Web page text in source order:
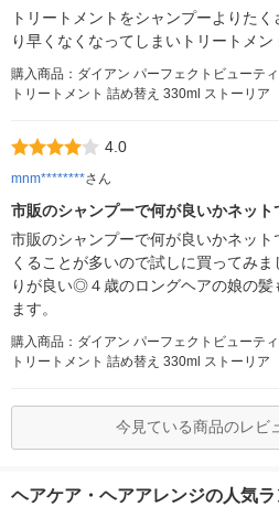
トリートメントをシャンプーよりた
り早くなくなってしまいトリートメン
購入商品：ダイアン パーフェクトビューテ
トリートメント 詰め替え 330ml ストーリア
4.0
mnm********さん
市販のシャンプーで何が良いかネッ
市販のシャンプーで何が良いかネッ
くることが多いので試しに買ってみ
りが良い◎４歳のロングヘアの娘の
ます。
購入商品：ダイアン パーフェクトビューテ
トリートメント 詰め替え 330ml ストーリア
今見ている商品のレビ
ヘアケア・ヘアアレンジの人気